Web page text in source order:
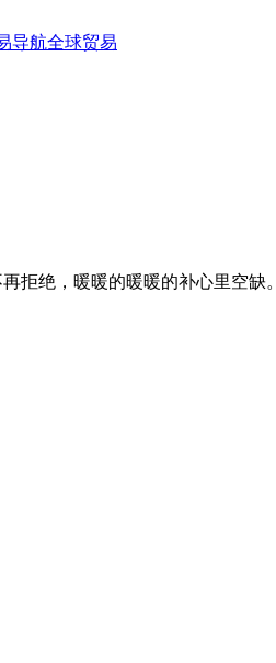
导航全球贸易
拒绝，暖暖的暖暖的补心里空缺。